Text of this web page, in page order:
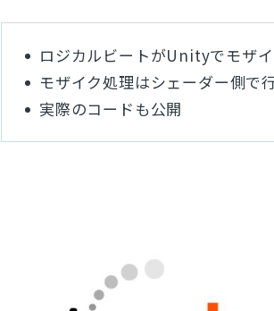
ロジカルビートがUnityでモザ
モザイク処理はシェーダー側で
実際のコードも公開